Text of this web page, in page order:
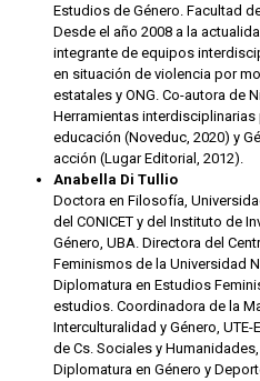
Estudios de Género. Facultad
Desde el año 2008 a la
integrante de equipos
en situación de violencia por
estatales y ONG. Co-autora de
Herramientas
educación (Noveduc, 2020) y
acción (Lugar Editorial, 2012).
Anabella Di Tullio
Doctora en Filosofía,
del CONICET y del Instituto de
Género, UBA. Directora del
Feminismos de la Universidad
Diplomatura en Estudios
estudios. Coordinadora de la
Interculturalidad y Género,
de Cs. Sociales y
Diplomatura en Género y